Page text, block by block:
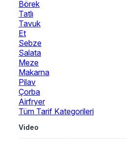
Börek
Tatlı
Tavuk
Et
Sebze
Salata
Meze
Makarna
Pilav
Çorba
Airfryer
Tüm Tarif Kategorileri
Video